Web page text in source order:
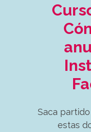
Saca
estas